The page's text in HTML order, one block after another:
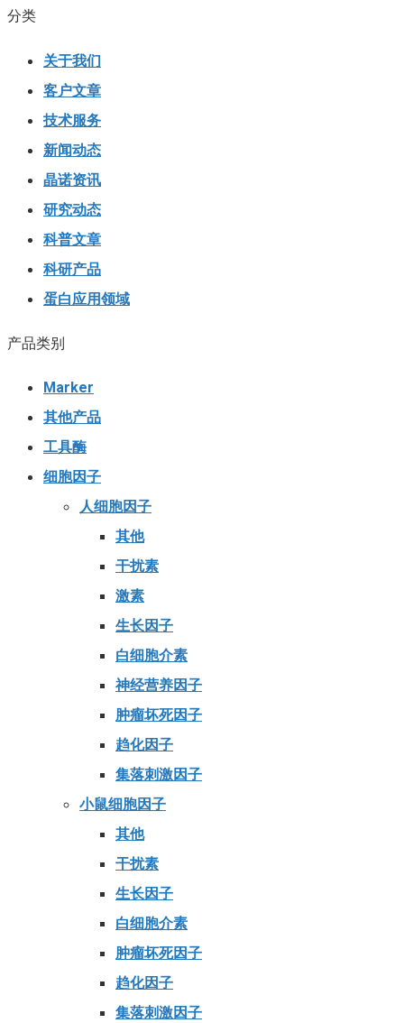
分类
关于我们
客户文章
技术服务
新闻动态
晶诺资讯
研究动态
科普文章
科研产品
蛋白应用领域
产品类别
Marker
其他产品
工具酶
细胞因子
人细胞因子
其他
干扰素
激素
生长因子
白细胞介素
神经营养因子
肿瘤坏死因子
趋化因子
集落刺激因子
小鼠细胞因子
其他
干扰素
生长因子
白细胞介素
肿瘤坏死因子
趋化因子
集落刺激因子